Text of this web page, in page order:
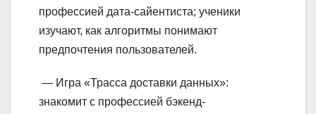
профессией дата-сайентиста; ученики
изучают, как алгоритмы понимают
предпочтения пользователей.
— Игра «Трасса доставки данных»:
знакомит с профессией бэкенд-